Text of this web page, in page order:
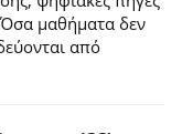
Όσα μαθήματα δεν
από